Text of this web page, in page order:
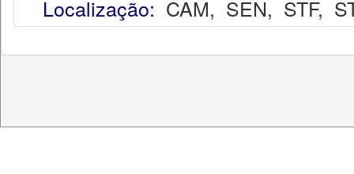
Localização: CAM, SEN, STF,